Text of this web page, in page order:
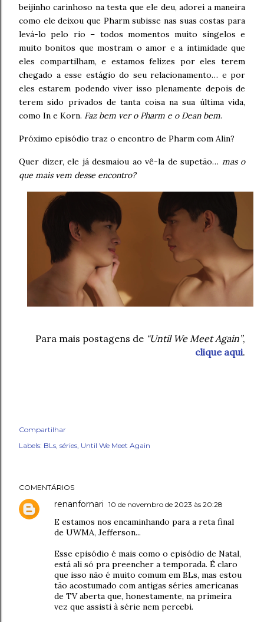
beijinho carinhoso na testa que ele deu, adorei a maneira
como ele deixou que Pharm subisse nas suas costas para
levá-lo pelo rio – todos momentos muito singelos e
muito bonitos que mostram o amor e a intimidade que
eles compartilham, e estamos felizes por eles terem
chegado a esse estágio do seu relacionamento… e por
eles estarem podendo viver isso plenamente depois de
terem sido privados de tanta coisa na sua última vida,
como In e Korn. Faz bem ver o Pharm e o Dean bem.
Próximo episódio traz o encontro de Pharm com Alin?
Quer dizer, ele já desmaiou ao vê-la de supetão… mas o
que mais vem desse encontro?
Para mais postagens de “Until We Meet Again”,
clique aqui.
Compartilhar
Labels: BLs séries Until We Meet Again
COMENTÁRIOS
renanfornari 10 de novembro de 2023 às 20:28
E estamos nos encaminhando para a reta final
de UWMA, Jefferson...
Esse episódio é mais como o episódio de Natal,
está ali só pra preencher a temporada. É claro
que isso não é muito comum em BLs, mas estou
tão acostumado com antigas séries americanas
de TV aberta que, honestamente, na primeira
vez que assisti à série nem percebi.